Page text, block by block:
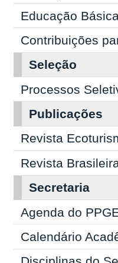
Educação Básica
Contribuições
Seleção
Processos
Publicações
Revista
Revista
Secretaria
Agenda do
Calendário